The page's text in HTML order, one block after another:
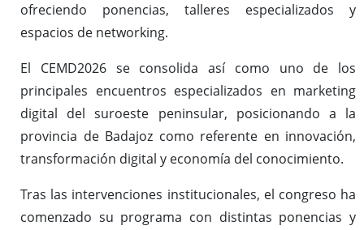
ofreciendo ponencias, talleres especializados y
espacios de networking.
El CEMD2026 se consolida así como uno de los
principales encuentros especializados en marketing
digital del suroeste peninsular, posicionando a la
provincia de Badajoz como referente en innovación,
transformación digital y economía del conocimiento.
Tras las intervenciones institucionales, el congreso ha
comenzado su programa con distintas ponencias y